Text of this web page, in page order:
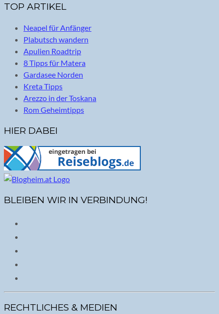
TOP ARTIKEL
Neapel für Anfänger
Plabutsch wandern
Apulien Roadtrip
8 Tipps für Matera
Gardasee Norden
Kreta Tipps
Arezzo in der Toskana
Rom Geheimtipps
HIER DABEI
BLEIBEN WIR IN VERBINDUNG!
RECHTLICHES & MEDIEN